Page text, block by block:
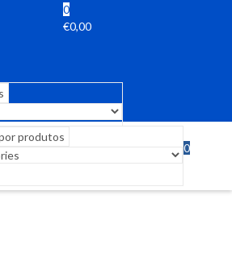
0
€0,00
0